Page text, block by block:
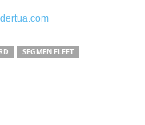
SEGMEN FLEET